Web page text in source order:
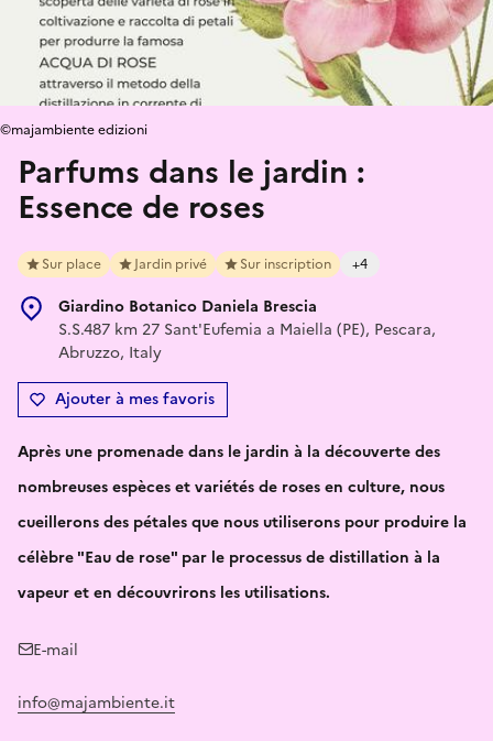
Parfums dans le jardin :
Essence de roses
Sur place Jardin privé Sur inscription +4
Giardino Botanico Daniela Brescia
S.S.487 km 27 Sant'Eufemia a Maiella (PE), Pescara,
Abruzzo, Italy
Ajouter à mes favoris
©majambiente edizioni
Après une promenade dans le jardin à la découverte des
nombreuses espèces et variétés de roses en culture, nous
cueillerons des pétales que nous utiliserons pour produire la
célèbre "Eau de rose" par le processus de distillation à la
vapeur et en découvrirons les utilisations.
E-mail
info@majambiente.it